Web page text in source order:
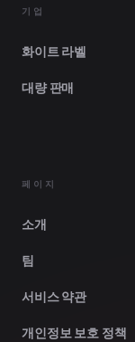
기업
화이트 라벨
대량 판매
페이지
소개
팀
서비스 약관
개인정보 보호 정책